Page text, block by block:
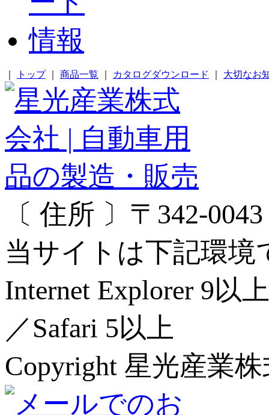
トップ｜ 商品一覧 カタログダウンロード 大切なお
〔 住所 〕〒342-
当サイトは下記環
Internet Explorer 9以
／Safari 5以上
Copyright 星光産業